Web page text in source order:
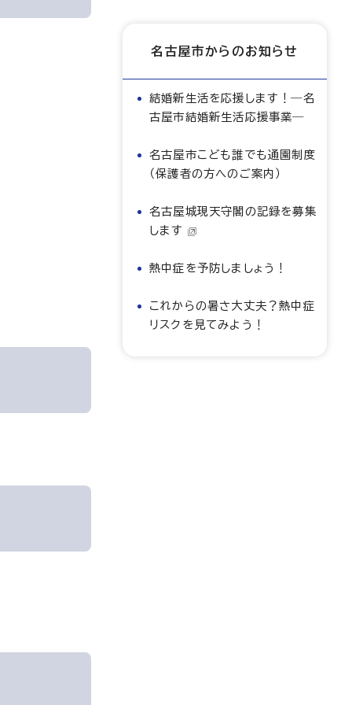
名古屋市からのお知らせ
結婚新生活を応援します！―名
古屋市結婚新生活応援事業―
名古屋市こども誰でも通園制度
（保護者の方へのご案内）
名古屋城現天守閣の記録を募集
します
熱中症を予防しましょう！
これからの暑さ大丈夫？熱中症
リスクを見てみよう！